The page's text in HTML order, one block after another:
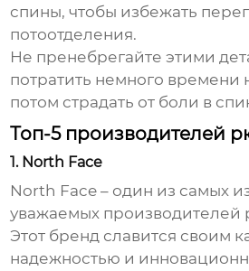
спины, чтобы избежать
потоотделения.
Не пренебрегайте этими
потратить немного времени
потом страдать от боли в
Топ-5 производителей
1. North Face
North Face – один из самых
уважаемых производителей
Этот бренд славится своим
надежностью и